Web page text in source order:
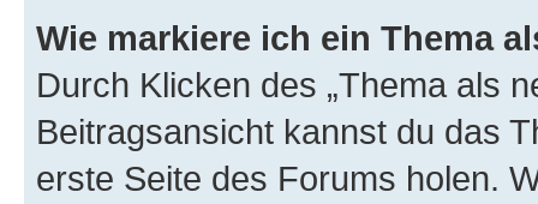
Wie markiere ich ein Thema
Durch Klicken des „Thema als
Beitragsansicht kannst du das
erste Seite des Forums holen.